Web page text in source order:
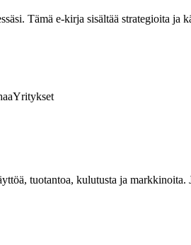
Tämä e-kirja sisältää strategioita
Yritykset
tuotantoa, kulutusta ja